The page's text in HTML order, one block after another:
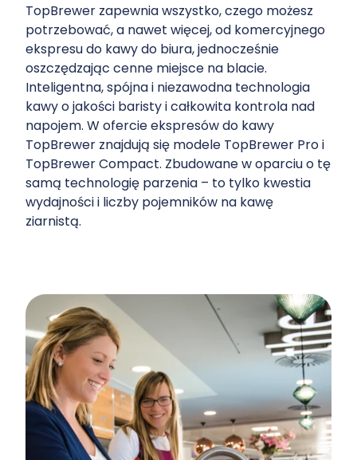
TopBrewer zapewnia wszystko, czego możesz
potrzebować, a nawet więcej, od komercyjnego
ekspresu do kawy do biura, jednocześnie
oszczędzając cenne miejsce na blacie.
Inteligentna, spójna i niezawodna technologia
kawy o jakości baristy i całkowita kontrola nad
napojem. W ofercie ekspresów do kawy
TopBrewer znajdują się modele TopBrewer Pro i
TopBrewer Compact. Zbudowane w oparciu o tę
samą technologię parzenia – to tylko kwestia
wydajności i liczby pojemników na kawę
ziarnistą.